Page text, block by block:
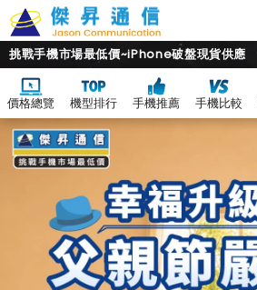
挑戰手機市場最低價~iPhone破盤現貨供應
價格總覽 機型排行 手機推薦 手機比較